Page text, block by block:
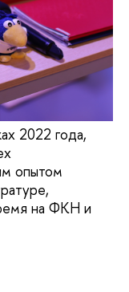
2022 года,
опытом
на ФКН и